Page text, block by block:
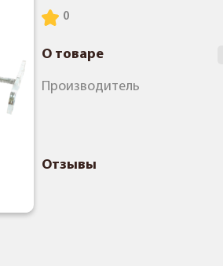
О товаре
Производитель
Отзывы